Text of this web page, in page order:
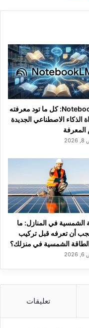
NotebookLM: كل ما تود معرفته
الذكاء الاصطناعي الجديدة
المعرفة
الشمسية في المنازل: ما
أن تعرفه قبل تركيب
الشمسية في منزلك؟
تعليقات